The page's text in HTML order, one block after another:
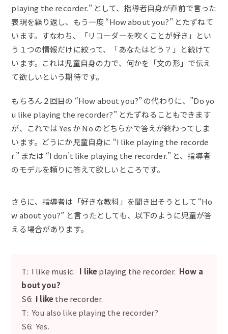
playing the recorder.” として、指導者自身が直前で言った
表現を繰り返し、もう一度 “How about you?” とたずねて
います。すなわち、「リコーダーを吹くことが好き」とい
う１つの情報だけに絞って、「あなたはどう？」と続けて
います。これは児童自身の力で、何かを「文の形」で伝え
て欲しいという期待です。
もちろん２回目の “How about you?” の代わりに、”Do yo
u like playing the recorder?” とたずねることもできます
が、これでは Yes か No のどちらかで答えが終わってしま
います。どうにか児童自身に “I like playing the recorde
r.” または “I don’t like playing the recorder.” と、指導者
のモデルを頼りに答えて欲しいところです。
さらに、指導者は「好きな教科」を聞き出そうとして “Ho
w about you?” と言ったとしても、以下のように児童が答
える場合があります。
T: I like music. I likeplaying the recorder. How a
bout you?
S6: I likethe recorder.
T: You also like playing the recorder?
S6: Yes.